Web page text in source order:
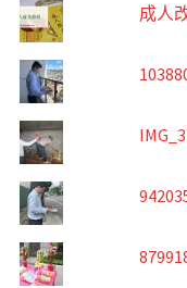
成人